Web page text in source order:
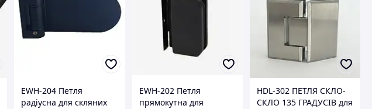
EWH-204 Петля
радіусна для скляних
EWH-202 Петля
прямокутна для
HDL-302 ПЕТЛЯ СКЛО-
СКЛО 135 ГРАДУСІВ для